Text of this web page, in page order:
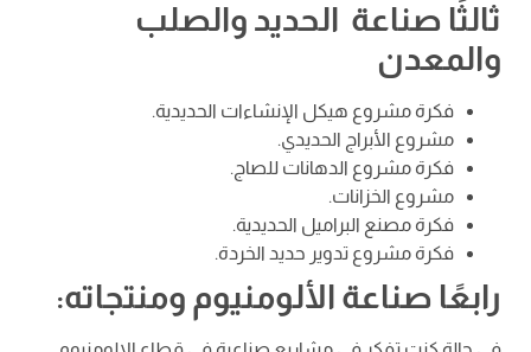
ثالثًا صناعة الحديد والصلب
والمعدن
فكرة مشروع هيكل الإنشاءات الحديدية.
مشروع الأبراج الحديدي.
فكرة مشروع الدهانات للصاج.
مشروع الخزانات.
فكرة مصنع البراميل الحديدية.
فكرة مشروع تدوير حديد الخردة.
رابعًا صناعة الألومنيوم ومنتجاته: